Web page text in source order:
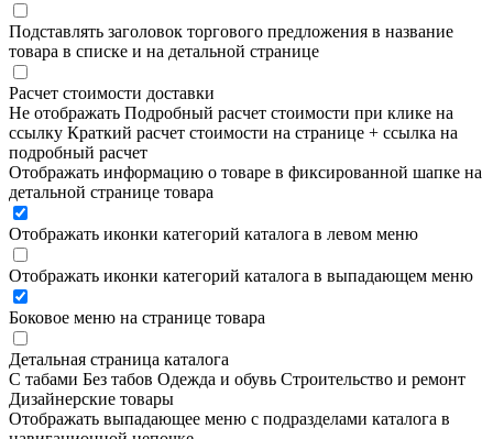
Подставлять заголовок торгового предложения в название
товара в списке и на детальной странице
Расчет стоимости доставки
Не отображать Подробный расчет стоимости при клике на
ссылку Краткий расчет стоимости на странице + ссылка на
подробный расчет
Отображать информацию о товаре в фиксированной шапке на
детальной странице товара
Отображать иконки категорий каталога в левом меню
Отображать иконки категорий каталога в выпадающем меню
Боковое меню на странице товара
Детальная страница каталога
С табами Без табов Одежда и обувь Строительство и ремонт
Дизайнерские товары
Отображать выпадающее меню с подразделами каталога в